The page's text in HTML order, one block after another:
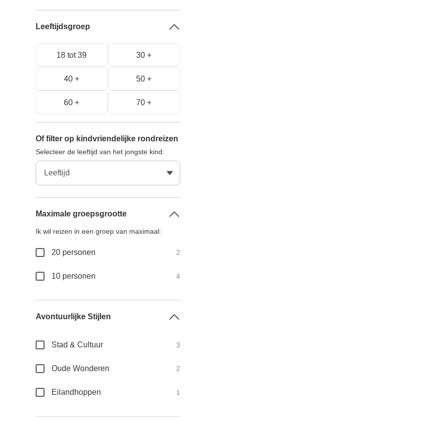
Leeftijdsgroep
18 tot 39 30 +
40 + 50 +
60 + 70 +
Of filter op kindvriendelijke rondreizen
Selecteer de leeftijd van het jongste kind:
Maximale groepsgrootte
Ik wil reizen in een groep van maximaal:
20 personen 2
10 personen 4
Avontuurlijke Stijlen
Stad & Cultuur 3
Oude Wonderen 2
Eilandhoppen 1